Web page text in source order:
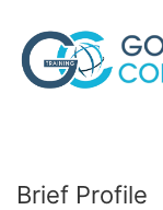
Brief Profile